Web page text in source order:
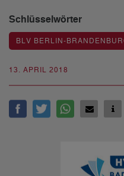
13. APRIL 2018
Schlüsselwörter
BLV BERLIN-